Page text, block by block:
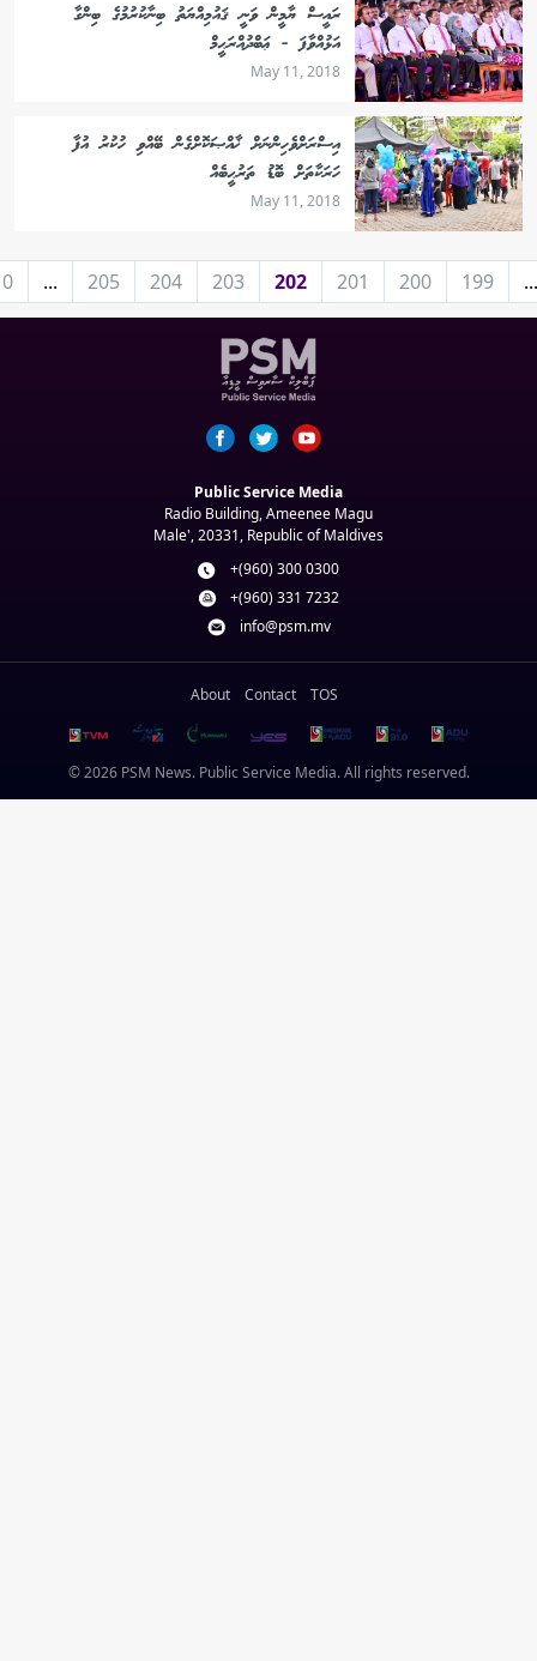
ރައީސް ޔާމީން ވަނީ ޤައުމިއްޔަތު ބިނާކުރުމުގެ ބިންގާ
އަޅުއްވާފަ - ޢަބްދުއްރަޙީމް
May 11, 2018
އިސްރަށްވެހިންނަށް ޚާއްޞަކޮށްގެން ބޭއްވި ހުކުރު އުފާ
ހަރަކާތަށް ބޮޑު ތަރުޙީބެއް
May 11, 2018
...
199
200
201
202
203
204
205
...
Public Service Media
Radio Building, Ameenee Magu
Male', 20331, Republic of Maldives
+(960) 300 0300
+(960) 331 7232
info@psm.mv
About Contact TOS
© 2026 PSM News. Public Service Media. All rights reserved.